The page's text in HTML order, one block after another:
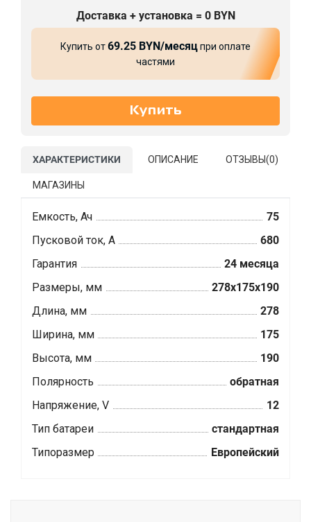
Доставка + установка = 0 BYN
Купить от69.25 BYN/месяцпри оплате
частями
ХАРАКТЕРИСТИКИ ОПИСАНИЕ ОТЗЫВЫ(0)
МАГАЗИНЫ
Емкость, Ач
75
Пусковой ток, А
680
Гарантия
24 месяца
Размеры, мм
278x175x190
Длина, мм
278
Ширина, мм
175
Высота, мм
190
Полярность
обратная
Напряжение, V
12
Тип батареи
стандартная
Типоразмер
Европейский